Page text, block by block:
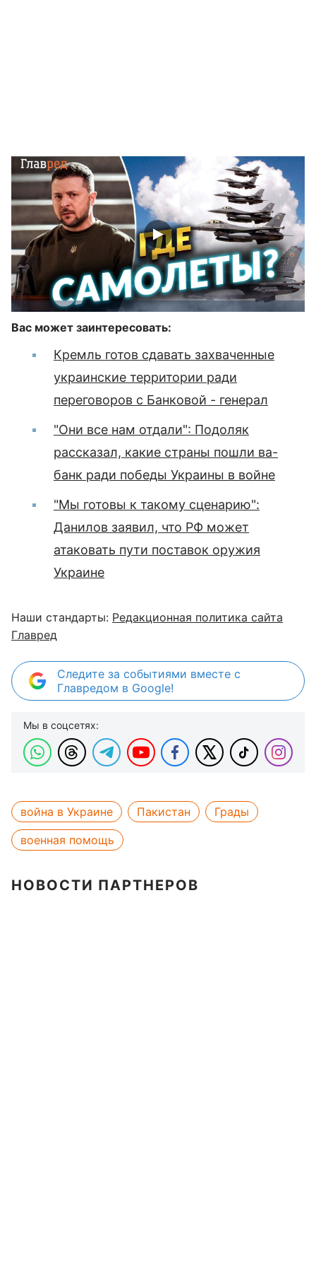
Вас может заинтересовать:
Кремль готов сдавать захваченные
украинские территории ради
переговоров с Банковой - генерал
"Они все нам отдали": Подоляк
рассказал, какие страны пошли ва-
банк ради победы Украины в войне
"Мы готовы к такому сценарию":
Данилов заявил, что РФ может
атаковать пути поставок оружия
Украине
Наши стандарты: Редакционная политика сайта
Главред
Следите за событиями вместе с
Главредом в Google!
Мы в соцсетях:
война в Украине Пакистан
Грады
военная помощь
НОВОСТИ ПАРТНЕРОВ